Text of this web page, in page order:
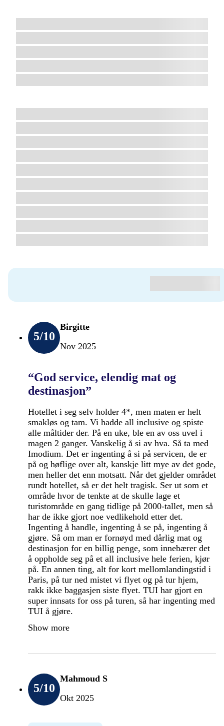
5/10
Birgitte
Nov 2025
“God service, elendig mat og
destinasjon”
Hotellet i seg selv holder 4*, men maten er helt
smakløs og tam. Vi hadde all inclusive og spiste
alle måltider der. På en uke, ble en av oss uvel i
magen 2 ganger. Vanskelig å si av hva. Så ta med
Imodium. Det er ingenting å si på servicen, de er
på og høflige over alt, kanskje litt mye av det gode,
men heller det enn motsatt. Når det gjelder området
rundt hotellet, så er det helt tragisk. Ser ut som et
område hvor de tenkte at de skulle lage et
turistområde en gang tidlige på 2000-tallet, men så
har de ikke gjort noe vedlikehold etter det.
Ingenting å handle, ingenting å se på, ingenting å
gjøre. Så om man er fornøyd med dårlig mat og
destinasjon for en billig penge, som innebærer det
å oppholde seg på et all inclusive hele ferien, kjør
på. En annen ting, alt for kort mellomlandingstid i
Paris, på tur ned mistet vi flyet og på tur hjem,
rakk ikke baggasjen siste flyet. TUI har gjort en
super innsats for oss på turen, så har ingenting med
TUI å gjøre.
Show more
5/10
Mahmoud S
Okt 2025